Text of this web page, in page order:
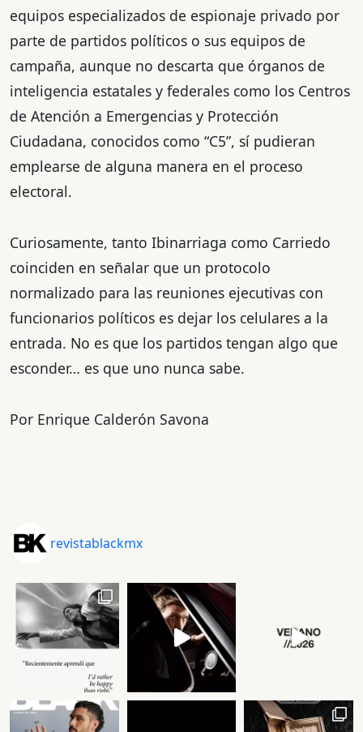
equipos especializados de espionaje privado por
parte de partidos políticos o sus equipos de
campaña, aunque no descarta que órganos de
inteligencia estatales y federales como los Centros
de Atención a Emergencias y Protección
Ciudadana, conocidos como “C5”, sí pudieran
emplearse de alguna manera en el proceso
electoral.
Curiosamente, tanto Ibinarriaga como Carriedo
coinciden en señalar que un protocolo
normalizado para las reuniones ejecutivas con
funcionarios políticos es dejar los celulares a la
entrada. No es que los partidos tengan algo que
esconder… es que uno nunca sabe.
Por Enrique Calderón Savona
revistablackmx